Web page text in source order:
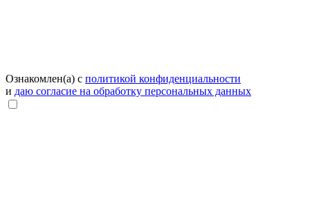
Ознакомлен(а) с политикой конфиденциальности
и даю согласие на обработку персональных данных